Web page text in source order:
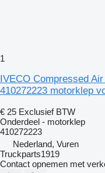
1
IVECO Compressed
410272223 motorklep
€ 25 Exclusief BTW
Onderdeel - motorklep
410272223
Nederland, Vuren
Truckparts1919
Contact opnemen met